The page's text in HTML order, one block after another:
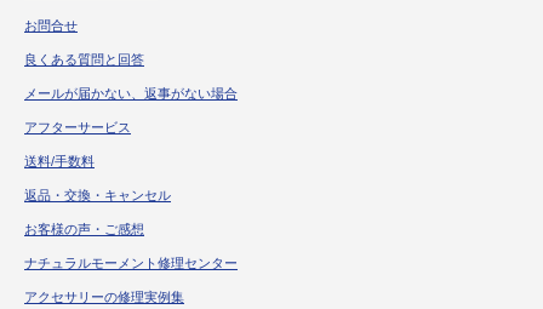
お問合せ
良くある質問と回答
メールが届かない、返事がない場合
アフターサービス
送料/手数料
返品・交換・キャンセル
お客様の声・ご感想
ナチュラルモーメント修理センター
アクセサリーの修理実例集